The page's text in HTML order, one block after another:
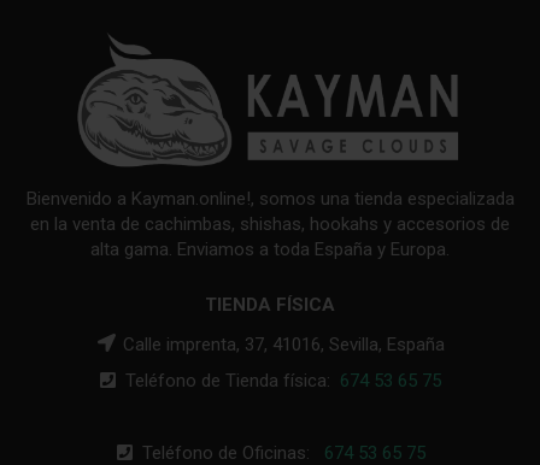
Bienvenido a Kayman.online!, somos una tienda especializada
en la venta de cachimbas, shishas, hookahs y accesorios de
alta gama. Enviamos a toda España y Europa.
TIENDA FÍSICA
Calle imprenta, 37, 41016, Sevilla, España
Teléfono de Tienda física: 674 53 65 75
Teléfono de Oficinas: 674 53 65 75